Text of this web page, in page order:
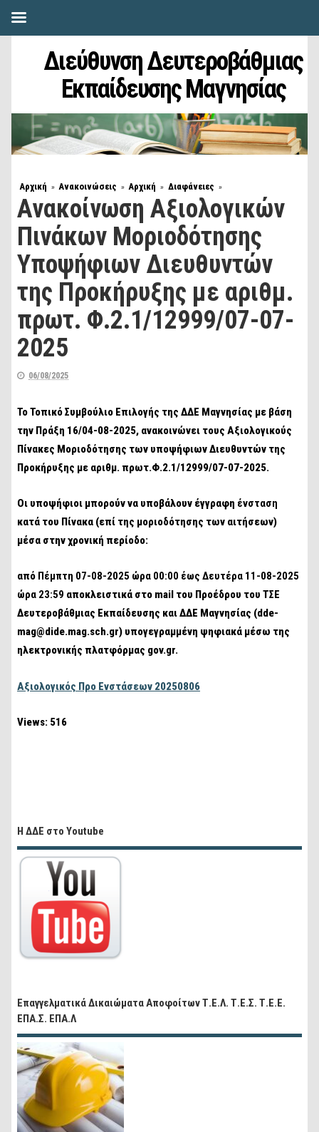
Διεύθυνση Δευτεροβάθμιας
Εκπαίδευσης Μαγνησίας
Αρχική » Ανακοινώσεις » Αρχική » Διαφάνειες »
Ανακοίνωση Αξιολογικών
Πινάκων Μοριοδότησης
Υποψήφιων Διευθυντών
της Προκήρυξης με αριθμ.
πρωτ. Φ.2.1/12999/07-07-
2025
06/08/2025
Το Τοπικό Συμβούλιο Επιλογής της ΔΔΕ Μαγνησίας με βάση
την Πράξη 16/04-08-2025, ανακοινώνει τους Αξιολογικούς
Πίνακες Μοριοδότησης των υποψήφιων Διευθυντών της
Προκήρυξης με αριθμ. πρωτ.Φ.2.1/12999/07-07-2025.
Οι υποψήφιοι μπορούν να υποβάλουν έγγραφη ένσταση
κατά του Πίνακα (επί της μοριοδότησης των αιτήσεων)
μέσα στην χρονική περίοδο:
από Πέμπτη 07-08-2025 ώρα 00:00 έως Δευτέρα 11-08-2025
ώρα 23:59 αποκλειστικά στο mail του Προέδρου του ΤΣΕ
Δευτεροβάθμιας Εκπαίδευσης και ΔΔΕ Μαγνησίας (dde-
mag@dide.mag.sch.gr) υπογεγραμμένη ψηφιακά μέσω της
ηλεκτρονικής πλατφόρμας gov.gr.
Αξιολογικός Προ Ενστάσεων 20250806
Views: 516
Η ΔΔΕ στο Youtube
Επαγγελματικά Δικαιώματα Αποφοίτων Τ.Ε.Λ. Τ.Ε.Σ. Τ.Ε.Ε.
ΕΠΑ.Σ. ΕΠΑ.Λ